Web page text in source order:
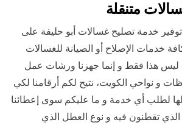
متنقلة
خدمة تصليح غسالات أبو حليفة على
خدمات الإصلاح أو الصيانة للغسالات
ليس هذا فقط و إنما جهزنا ورشات عمل
و نواحي الكويت، نتيح لكم أرقامنا لكي
لطلب أي خدمة و ما عليكم سوى إعطائنا
تقطنون فيه و نوع العطل الذي